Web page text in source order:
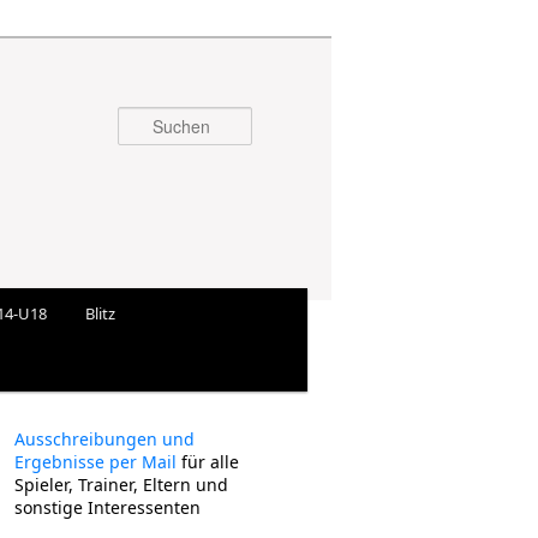
Suchen
U18 Blitz
Ausschreibungen und
Ergebnisse per Mail für alle
Spieler, Trainer, Eltern und
sonstige Interessenten